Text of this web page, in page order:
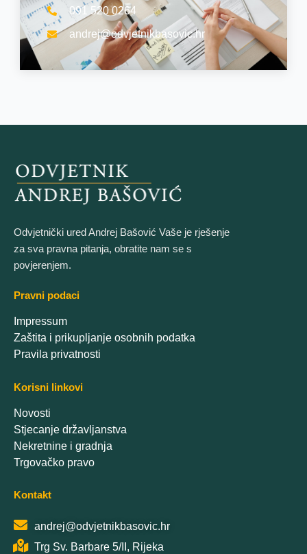
091 520 0264
andrej@odvjetnikbasovic.hr
Odvjetnički ured Andrej Bašović Vaše je rješenje
za sva pravna pitanja, obratite nam se s
povjerenjem.
Pravni podaci
Impressum
Zaštita i prikupljanje osobnih podatka
Pravila privatnosti
Korisni linkovi
Novosti
Stjecanje državljanstva
Nekretnine i gradnja
Trgovačko pravo
Kontakt
andrej@odvjetnikbasovic.hr
Trg Sv. Barbare 5/II, Rijeka